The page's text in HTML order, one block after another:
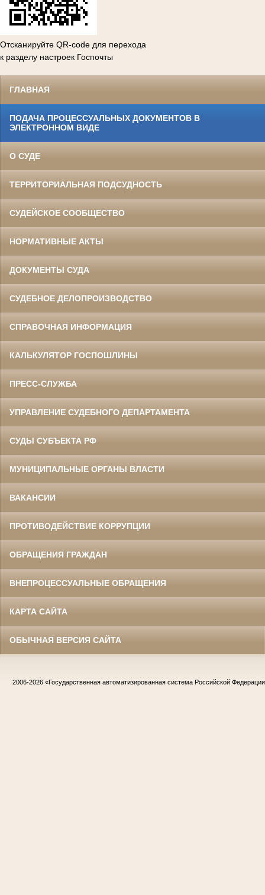
Отсканируйте QR-code для перехода
к разделу настроек Госпочты
ГЛАВНАЯ
ПОДАЧА ПРОЦЕССУАЛЬНЫХ ДОКУМЕНТОВ В
ЭЛЕКТРОННОМ ВИДЕ
О СУДЕ
ТЕРРИТОРИАЛЬНАЯ ПОДСУДНОСТЬ
СУДЕЙСКОЕ СООБЩЕСТВО
НОРМАТИВНЫЕ АКТЫ
ДОКУМЕНТЫ СУДА
СУДЕБНОЕ ДЕЛОПРОИЗВОДСТВО
СПРАВОЧНАЯ ИНФОРМАЦИЯ
КАЛЬКУЛЯТОР ГОСПОШЛИНЫ
ПРЕСС-СЛУЖБА
УПРАВЛЕНИЕ СУДЕБНОГО ДЕПАРТАМЕНТА
СУДЫ СУБЪЕКТА РФ
МУНИЦИПАЛЬНЫЕ ОРГАНЫ ВЛАСТИ
ВАКАНСИИ
ПРОТИВОДЕЙСТВИЕ КОРРУПЦИИ
ОБРАЩЕНИЯ ГРАЖДАН
ВНЕПРОЦЕССУАЛЬНЫЕ ОБРАЩЕНИЯ
КАРТА САЙТА
ОБЫЧНАЯ ВЕРСИЯ САЙТА
2006-2026 «Государственная автоматизированная система Российской